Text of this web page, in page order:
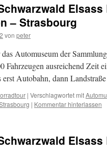
– Strasbourg
von peter
das Automuseum der
Fahrzeugen ausreichend Zeit
erst Autobahn, dann
| Verschlagwortet mit
| Kommentar hinterlassen